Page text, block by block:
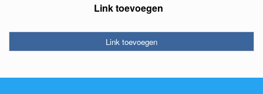
Link toevoegen
Link toevoegen